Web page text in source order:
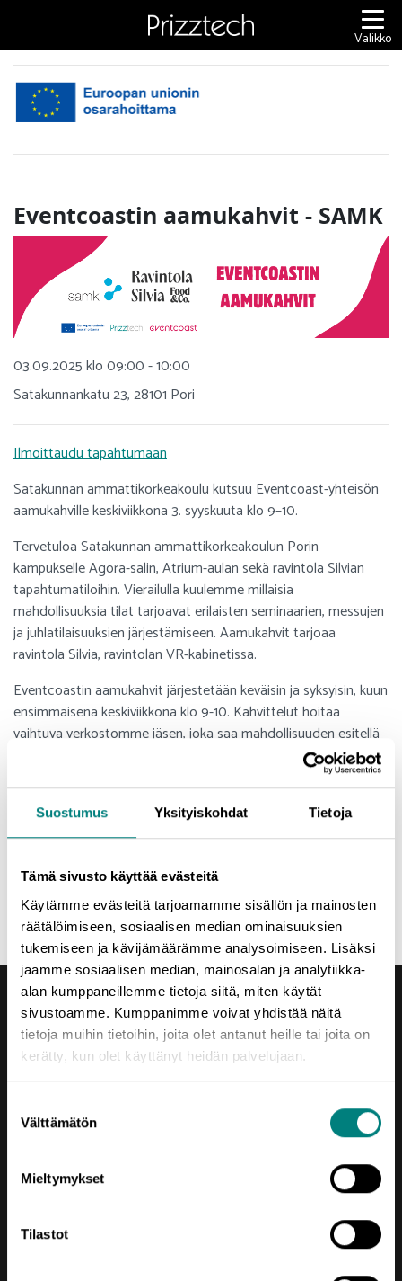
Suostumus Yksityiskohdat Tietoja
Tämä sivusto käyttää evästeitä
Käytämme evästeitä tarjoamamme sisällön ja mainosten
räätälöimiseen, sosiaalisen median ominaisuuksien
tukemiseen ja kävijämäärämme analysoimiseen. Lisäksi
jaamme sosiaalisen median, mainosalan ja analytiikka-
alan kumppaneillemme tietoja siitä, miten käytät
sivustoamme. Kumppanimme voivat yhdistää näitä
tietoja muihin tietoihin, joita olet antanut heille tai joita on
kerätty, kun olet käyttänyt heidän palvelujaan.
valinta
Välttämätön
Mieltymykset
Tilastot
Valikko
Eventcoastin aamukahvit - SAMK
03.09.2025 klo 09:00 - 10:00
Satakunnankatu 23, 28101 Pori
Ilmoittaudu tapahtumaan
Satakunnan ammattikorkeakoulu kutsuu Eventcoast-yhteisön
aamukahville keskiviikkona 3. syyskuuta klo 9–10.
Tervetuloa Satakunnan ammattikorkeakoulun Porin
kampukselle Agora-salin, Atrium-aulan sekä ravintola Silvian
tapahtumatiloihin. Vierailulla kuulemme millaisia
mahdollisuuksia tilat tarjoavat erilaisten seminaarien, messujen
ja juhlatilaisuuksien järjestämiseen. Aamukahvit tarjoaa
ravintola Silvia, ravintolan VR-kabinetissa.
Eventcoastin aamukahvit järjestetään keväisin ja syksyisin, kuun
ensimmäisenä keskiviikkona klo 9-10. Kahvittelut hoitaa
vaihtuva verkostomme jäsen, joka saa mahdollisuuden esitellä
omaa toimintaansa tai toimitilojaan. Tilaisuudet ovat rentoja ja
vapaamuotoisia. Pyydämme kuitenkin ilmoittautumaan sekä
varautua tarjoilujen suhteen.
Jaa uutinen
Porin Leijona
prizztech@prizz.fi